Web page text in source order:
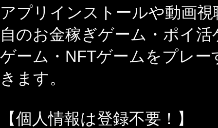
アプリインストールや動画
自のお金稼ぎゲーム・ポイ
ゲーム・NFTゲームをプレ
きます。
【個人情報は登録不要！】